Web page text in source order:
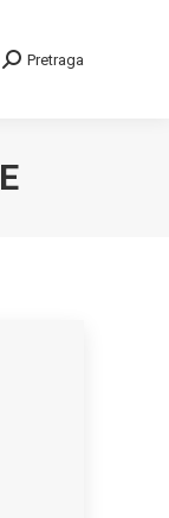
Search:
Pretraga